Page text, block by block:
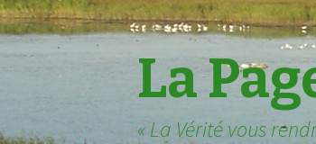
La
« La Vérité vous